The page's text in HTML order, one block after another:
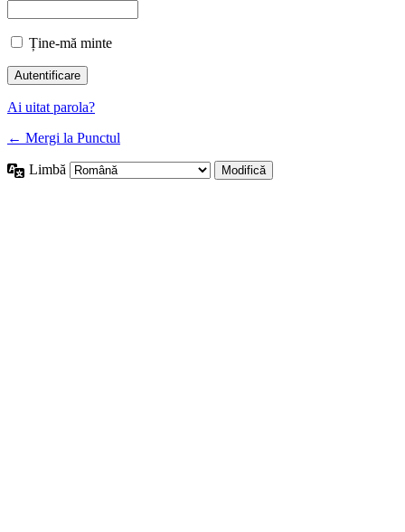
Ține-mă minte
Ai uitat parola?
← Mergi la Punctul
Limbă